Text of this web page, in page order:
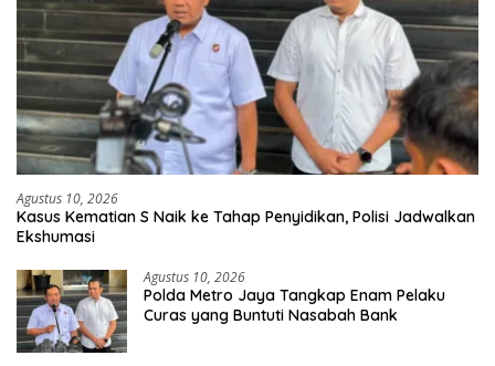
Agustus 10, 2026
Kasus Kematian S Naik ke Tahap Penyidikan, Polisi Jadwalkan
Ekshumasi
Agustus 10, 2026
Polda Metro Jaya Tangkap Enam Pelaku
Curas yang Buntuti Nasabah Bank